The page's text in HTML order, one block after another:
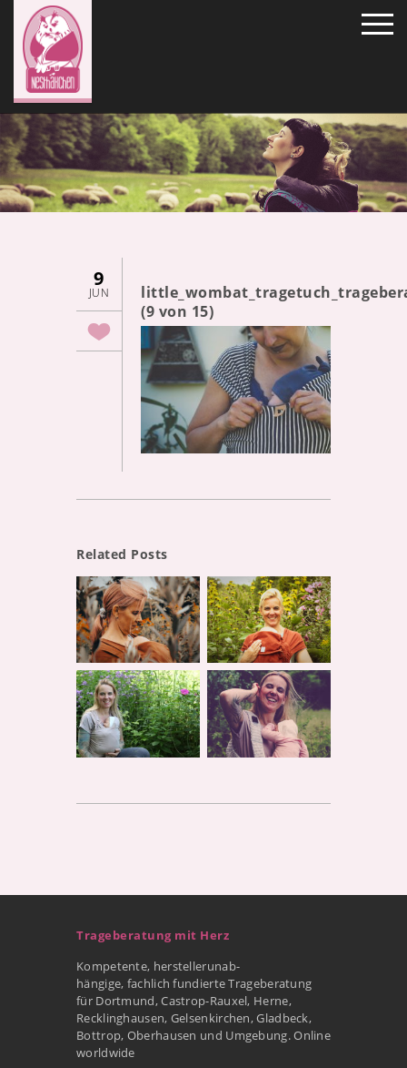
9
JUN
(9 von 15)
Related Posts
Trageberatung mit Herz
Kompetente, herstellerunab-
hängige, fachlich fundierte Trageberatung
für Dortmund, Castrop-Rauxel, Herne,
Recklinghausen, Gelsenkirchen, Gladbeck,
Bottrop, Oberhausen und Umgebung. Online
worldwide